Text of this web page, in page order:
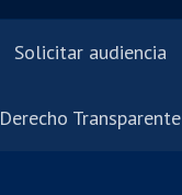
Solicitar audiencia
Derecho Transparente